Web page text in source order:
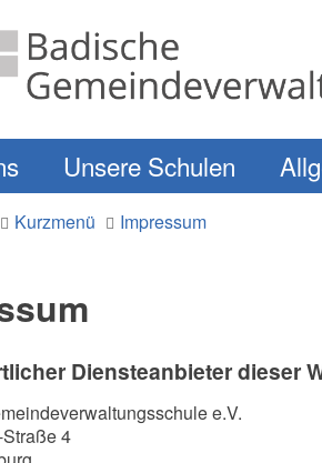
Unsere Schulen
Kurzmenü Impressum
Diensteanbieter dieser
e.V.
4